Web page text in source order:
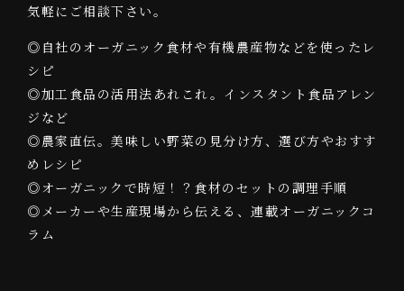
気軽にご相談下さい。
◎自社のオーガニック食材や有機農産物などを使ったレ
シピ
◎加工食品の活用法あれこれ。インスタント食品アレン
ジなど
◎農家直伝。美味しい野菜の見分け方、選び方やおすす
めレシピ
◎オーガニックで時短！？食材のセットの調理手順
◎メーカーや生産現場から伝える、連載オーガニックコ
ラム